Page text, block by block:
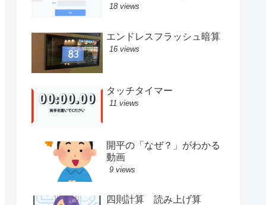
18 views
エンドレスフラッシュ暗算
16 views
タッチタイマー
11 views
開平の「なぜ？」がわかる
動画
9 views
四則計算 読み上げ算